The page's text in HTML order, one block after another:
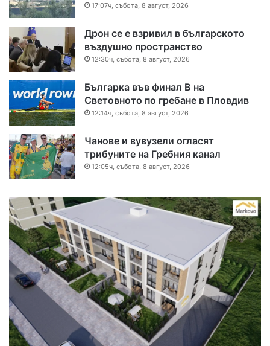
17:07ч, събота, 8 август, 2026
Дрон се е взривил в българското
въздушно пространство
12:30ч, събота, 8 август, 2026
Българка във финал B на
Световното по гребане в Пловдив
12:14ч, събота, 8 август, 2026
Чанове и вувузели огласят
трибуните на Гребния канал
12:05ч, събота, 8 август, 2026